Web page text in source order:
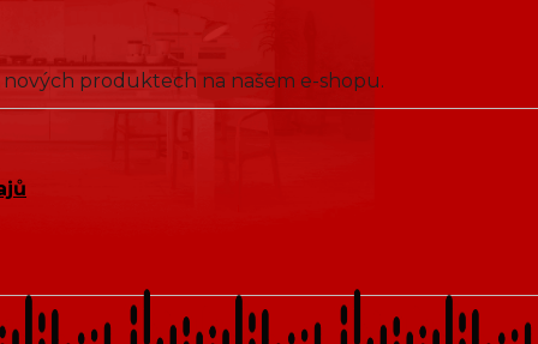
produktech na našem e-shopu.